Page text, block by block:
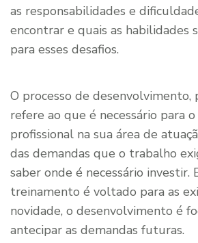
as responsabilidades e
encontrar e quais as habilidades
para esses desafios.
O processo de desenvolvimento,
refere ao que é necessário para
profissional na sua área de
das demandas que o trabalho
saber onde é necessário investir.
treinamento é voltado para as
novidade, o desenvolvimento é
antecipar as demandas futuras.